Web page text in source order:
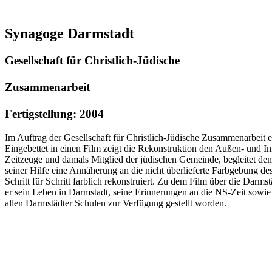
Synagoge Darmstadt
Gesellschaft für Christlich-Jüdische
Zusammenarbeit
Fertigstellung: 2004
Im Auftrag der Gesellschaft für Christlich-Jüdische
Eingebettet in einen Film zeigt die Rekonstruktion den Außen- und
Zeitzeuge und damals Mitglied der jüdischen Gemeinde, begleitet
seiner Hilfe eine Annäherung an die nicht überlieferte Farbgebung
Schritt für Schritt farblich rekonstruiert. Zu dem Film über die
er sein Leben in Darmstadt, seine Erinnerungen an die NS-Zeit
allen Darmstädter Schulen zur Verfügung gestellt worden.